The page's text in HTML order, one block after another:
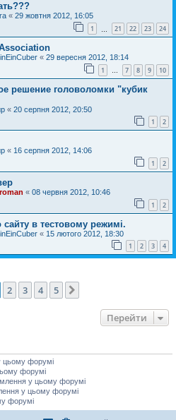
« 29 жовтня 2012, 16:05
1 21 22 23 24
« 29 вересня 2012, 18:14
1 … 7 8 9 10
решение головоломки "кубик
« 20 серпня 2012, 20:50
1 2
« 16 серпня 2012, 14:06
1 2
« 08 червня 2012, 10:46
1 2
сайту в тестовому режимі.
« 15 лютого 2012, 18:30
1 2 3 4
2 3 4 5
Перейти
цьому форумі
форумі
у цьому форумі
у цьому форумі
форумі